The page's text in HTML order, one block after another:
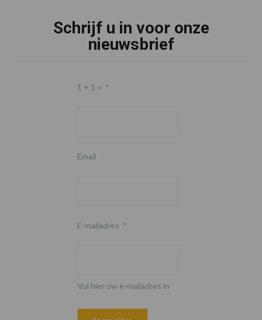
Schrijf u in voor onze
nieuwsbrief
1 + 1 = *
Email
E-mailadres *
Vul hier uw e-mailadres in